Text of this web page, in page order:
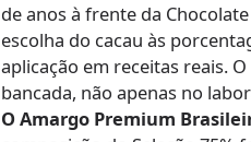
de anos à frente da
escolha do cacau às
aplicação em receitas reais.
bancada, não apenas no
O Amargo Premium